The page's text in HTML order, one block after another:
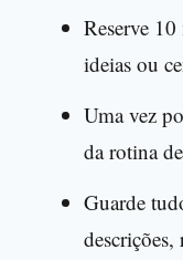
Reserve
ideias ou
Uma vez
da rotina
Guarde
descrições,